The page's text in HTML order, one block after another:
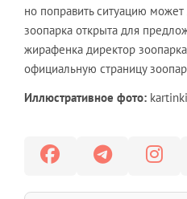
но поправить ситуацию
зоопарка открыта для
жирафенка директор
официальную страницу
Иллюстративное фото: